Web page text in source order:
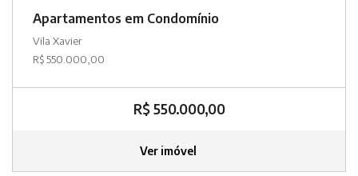
Apartamentos em Condomínio
Vila Xavier
R$ 550.000,00
R$ 550.000,00
Ver imóvel